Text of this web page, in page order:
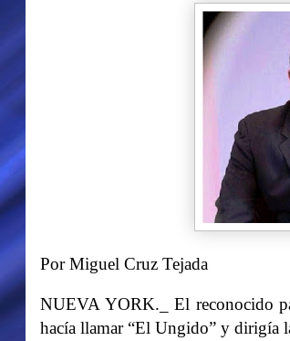
Por Miguel Cruz Tejada
NUEVA YORK._ El reconocido
hacía llamar “El Ungido” y dirigía